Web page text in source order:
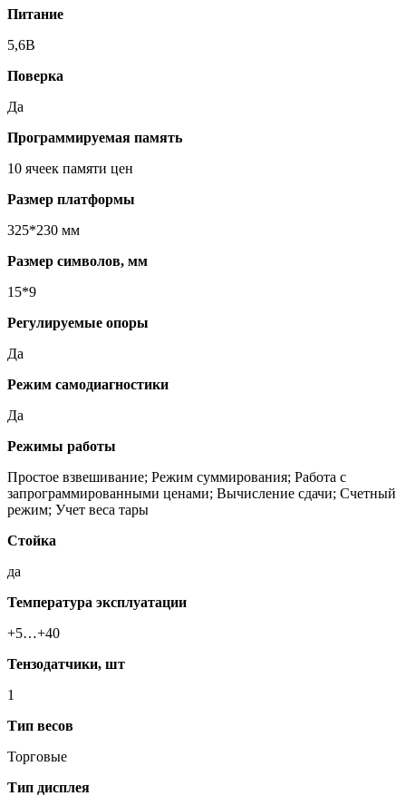
Питание
5,6В
Поверка
Да
Программируемая память
10 ячеек памяти цен
Размер платформы
325*230 мм
Размер символов, мм
15*9
Регулируемые опоры
Да
Режим самодиагностики
Да
Режимы работы
Простое взвешивание; Режим суммирования; Работа с
запрограммированными ценами; Вычисление сдачи; Счетный
режим; Учет веса тары
Стойка
да
Температура эксплуатации
+5…+40
Тензодатчики, шт
1
Тип весов
Торговые
Тип дисплея